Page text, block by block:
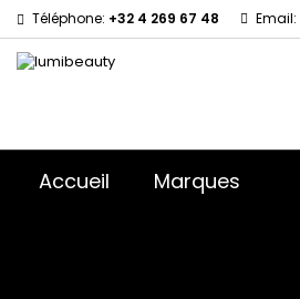
Téléphone: +32 4 269 67 48 Email:
Accueil Marques